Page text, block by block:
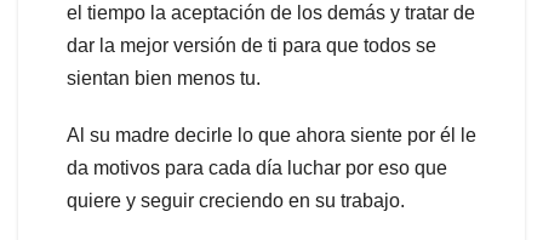
el tiempo la aceptación de los demás y tratar de
dar la mejor versión de ti para que todos se
sientan bien menos tu.
Al su madre decirle lo que ahora siente por él le
da motivos para cada día luchar por eso que
quiere y seguir creciendo en su trabajo.